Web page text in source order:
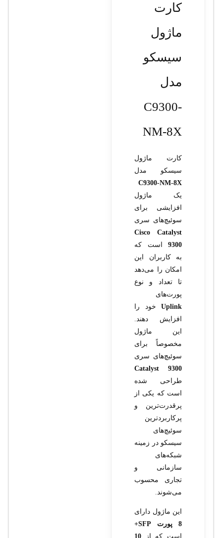
کارت
ماژول
سیسکو
مدل
C9300-
NM-8X
کارت ماژول
سیسکو مدل
C9300-NM-8X
یک ماژول
افزایشی برای
سوئیچ‌های سری
Cisco Catalyst
9300است که
به کاربران این
امکان را می‌دهد
تا تعداد و نوع
پورت‌های
Uplinkخود را
افزایش دهند.
این ماژول
مخصوصاً برای
سوئیچ‌های سری
Catalyst 9300
طراحی شده
است که یکی از
پرقدرت‌ترین و
پرکاربردترین
سوئیچ‌های
سیسکو در زمینه
شبکه‌های
سازمانی و
تجاری محسوب
می‌شوند.
این ماژول دارای
8 پورت SFP+
است که از 10